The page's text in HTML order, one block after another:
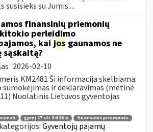
su Jumis....
finansinių priemonių
kitokio perleidimo
kai jos gaunamos ne
2026-02-10
KM2481 Ši informacija skelbiama:
sumokėjimas ir deklaravimas (metinė
Nuolatinis Lietuvos gyventojas
gpmį 17 str 1 d 30 p finansinės priemonės
Gyventojų pajamų